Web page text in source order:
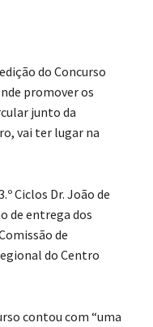
do Concurso
promover os
junto da
vai ter lugar na
Ciclos Dr. João de
de entrega dos
de
do Centro
contou com “uma